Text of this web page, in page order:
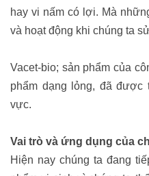
hay vi nấm có lợi. Mà
và hoạt động khi chúng ta
Vacet-bio; sản phẩm của
phẩm dạng lỏng, đã được
vực.
Vai trò và ứng dụng của
Hiện nay chúng ta đang